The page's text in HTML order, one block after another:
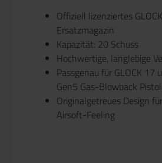
Offiziell lizenziertes
Ersatzmagazin
Kapazität: 20 Schuss
Hochwertige, langlebige
Passgenau für GLOCK 17
Gen5 Gas-Blowback
Originalgetreues Design
Airsoft-Feeling